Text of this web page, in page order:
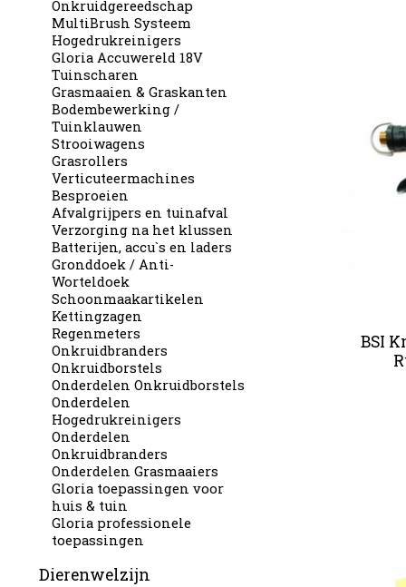
Onkruidgereedschap
MultiBrush Systeem
Hogedrukreinigers
Gloria Accuwereld 18V
Tuinscharen
Grasmaaien & Graskanten
Bodembewerking /
Tuinklauwen
Strooiwagens
Grasrollers
Verticuteermachines
Besproeien
Afvalgrijpers en tuinafval
Verzorging na het klussen
Batterijen, accu`s en laders
Gronddoek / Anti-
Worteldoek
Schoonmaakartikelen
Kettingzagen
Regenmeters
Onkruidbranders
Onkruidborstels
Onderdelen Onkruidborstels
Onderdelen
Hogedrukreinigers
Onderdelen
Onkruidbranders
Onderdelen Grasmaaiers
Gloria toepassingen voor
huis & tuin
Gloria professionele
toepassingen
Dierenwelzijn
BSI